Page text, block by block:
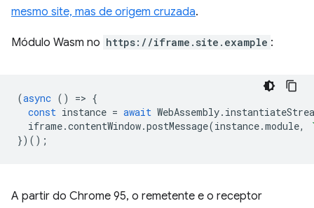
mesmo site, mas de origem cruzada.
Módulo Wasm no https://iframe.site.example :
(async () => {
const instance = await WebAssembly.
iframe.contentWindow.postMessage(instance.module,
})();
A partir do Chrome 95, o remetente e o receptor